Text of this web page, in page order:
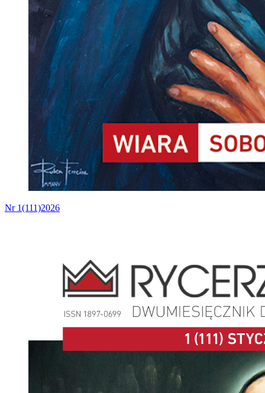
Nr 1(111)2026